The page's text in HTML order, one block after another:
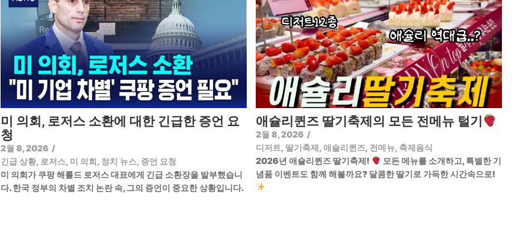
미 의회, 로저스 소환에 대한 긴급한 증언 요
청
2월 8, 2026 /
긴급 상황, 로저스, 미 의회, 정치 뉴스, 증언 요청
미 의회가 쿠팡 해롤드 로저스 대표에게 긴급 소환장을 발부했습니
다. 한국 정부의 차별 조치 논란 속, 그의 증언이 중요한 상황입니다.
애슐리퀸즈 딸기축제의 모든 전메뉴 털기
2월 8, 2026 /
디저트, 딸기축제, 애슐리퀸즈, 전메뉴, 축제음식
2026년 애슐리퀸즈 딸기축제!
모든 메뉴를 소개하고, 특별한 기
념품 이벤트도 함께 해볼까요? 달콤한 딸기로 가득한 시간속으로!